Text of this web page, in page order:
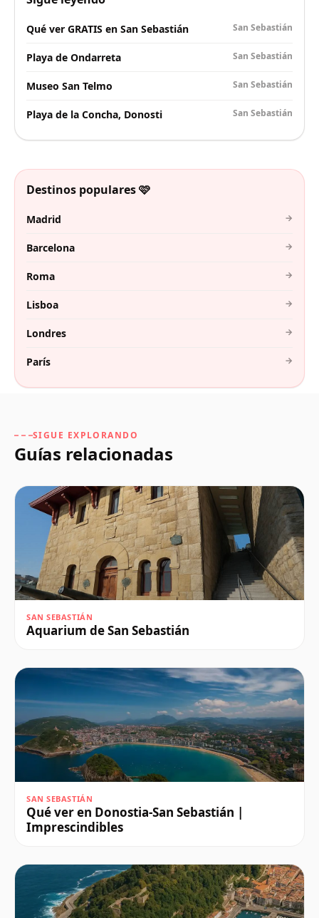
Qué ver GRATIS en San Sebastián San Sebastián
Playa de Ondarreta San Sebastián
Museo San Telmo San Sebastián
Playa de la Concha, Donosti San Sebastián
Destinos populares 🩷
Madrid →
Barcelona →
Roma →
Lisboa →
Londres →
París →
SIGUE EXPLORANDO
Guías relacionadas
SAN SEBASTIÁN
Aquarium de San Sebastián
SAN SEBASTIÁN
Qué ver en Donostia-San Sebastián |
Imprescindibles